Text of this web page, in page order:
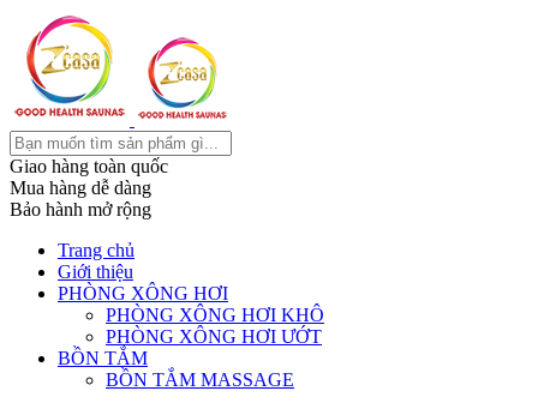
Giao hàng toàn quốc
Mua hàng dễ dàng
Bảo hành mở rộng
Trang chủ
Giới thiệu
PHÒNG XÔNG HƠI
PHÒNG XÔNG HƠI KHÔ
PHÒNG XÔNG HƠI ƯỚT
BỒN TẮM
BỒN TẮM MASSAGE